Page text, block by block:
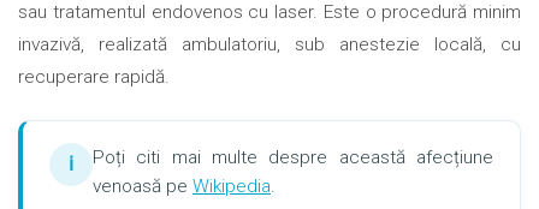
sau tratamentul endovenos cu laser. Este o procedură minim
invazivă, realizată ambulatoriu, sub anestezie locală, cu
recuperare rapidă.
ℹ
Poți citi mai multe despre această afecțiune
venoasă pe Wikipedia.